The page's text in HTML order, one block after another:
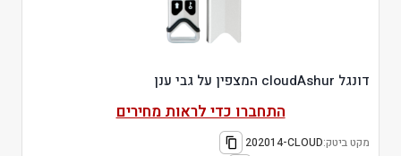
דונגל cloudAshur המצפין על גבי ענן
התחברו כדי לראות מחירים
מקט ביטק:202014-CLOUD